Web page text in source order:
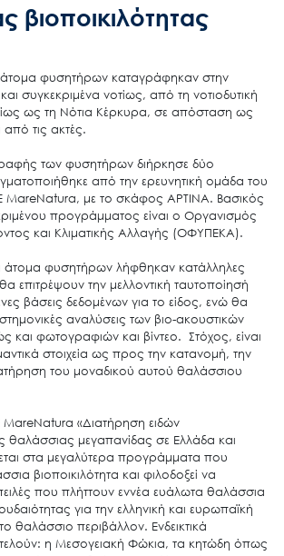
βιοποικιλότητας
άτομα φυσητήρων καταγράφηκαν στην
συγκεκριμένα νοτίως, από τη νοτιοδυτική
ως τη Νότια Κέρκυρα, σε απόσταση ως
από τις ακτές.
των φυσητήρων διήρκησε δύο
από την ερευνητική ομάδα του
MareNatura, με το σκάφος APTINA. Βασικός
προγράμματος είναι ο Οργανισμός
και Κλιματικής Αλλαγής (ΟΦΥΠΕΚΑ).
άτομα φυσητήρων λήφθηκαν κατάλληλες
επιτρέψουν την μελλοντική ταυτοποίησή
βάσεις δεδομένων για το είδος, ενώ θα
αναλύσεις των βιο-ακουστικών
φωτογραφιών και βίντεο. Στόχος, είναι
στοιχεία ως προς την κατανομή, την
του μοναδικού αυτού θαλάσσιου
«Διατήρηση ειδών
θαλάσσιας μεγαπανίδας σε Ελλάδα και
στα μεγαλύτερα προγράμματα που
βιοποικιλότητα και φιλοδοξεί να
που πλήττουν εννέα ευάλωτα θαλάσσια
για την ελληνική και ευρωπαϊκή
θαλάσσιο περιβάλλον. Ενδεικτικά
η Μεσογειακή Φώκια, τα κητώδη όπως